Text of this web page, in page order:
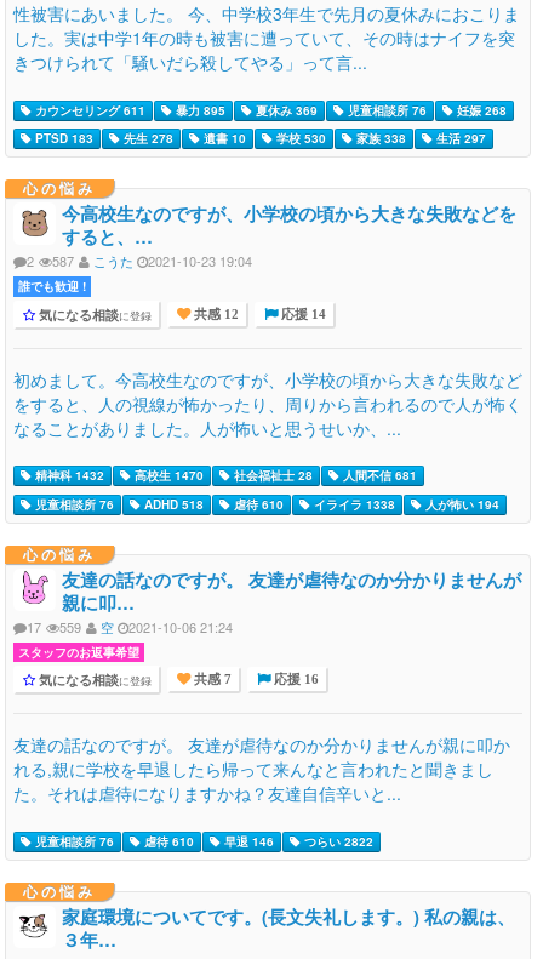
性被害にあいました。 今、中学校3年生で先月の夏休みにおこりま
した。実は中学1年の時も被害に遭っていて、その時はナイフを突
きつけられて「騒いだら殺してやる」って言...
カウンセリング 611 暴力 895 夏休み 369 児童相談所 76
妊娠 268
PTSD 183
先生 278 遺書 10 学校 530 家族 338 生活 297
心の悩み
今高校生なのですが、小学校の頃から大きな失敗などを
すると、…
2 587 こうた 2021-10-23 19:04
誰でも歓迎 !
気になる相談に登録 共感 12 応援 14
初めまして。今高校生なのですが、小学校の頃から大きな失敗など
をすると、人の視線が怖かったり、周りから言われるので人が怖く
なることがありました。人が怖いと思うせいか、...
精神科 1432 高校生 1470 社会福祉士 28
人間不信 681
児童相談所 76
ADHD 518 虐待 610 イライラ 1338 人が怖い 194
心の悩み
友達の話なのですが。 友達が虐待なのか分かりませんが
親に叩…
17 559 空 2021-10-06 21:24
スタッフのお返事希望
気になる相談に登録 共感 7 応援 16
友達の話なのですが。 友達が虐待なのか分かりませんが親に叩か
れる,親に学校を早退したら帰って来んなと言われたと聞きまし
た。それは虐待になりますかね？友達自信辛いと...
児童相談所 76 虐待 610 早退 146 つらい 2822
心の悩み
家庭環境についてです。(長文失礼します。) 私の親は、
３年…